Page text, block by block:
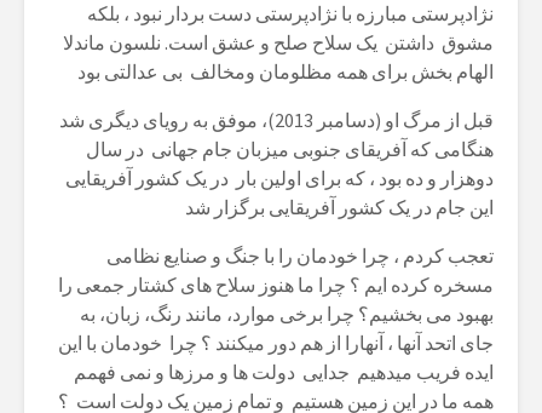
نژادپرستی مبارزه با نژادپرستی دست بردار نبود ، بلکه
مشوق داشتن یک سلاح صلح و عشق است. نلسون ماندلا
الهام بخش برای همه مظلومان ومخالف بی عدالتی بود
قبل از مرگ او (دسامبر 2013)، موفق به رویای دیگری شد
هنگامی که آفریقای جنوبی میزبان جام جهانی در سال
دوهزار و ده بود ، که برای اولین بار در یک کشور آفریقایی
این جام در یک کشور آفریقایی برگزار شد
تعجب کردم ، چرا خودمان را با جنگ و صنایع نظامی
مسخره کرده ایم ؟ چرا ما هنوز سلاح های کشتار جمعی را
بهبود می بخشیم؟ چرا برخی موارد، مانند رنگ، زبان، به
جای اتحد آنها ، آنهارا از هم دور میکنند ؟ چرا خودمان با این
ایده فریب میدهیم جدایی دولت ها و مرزها و نمی فهمم
همه ما در این زمین هستیم و تمام زمین یک دولت است ؟